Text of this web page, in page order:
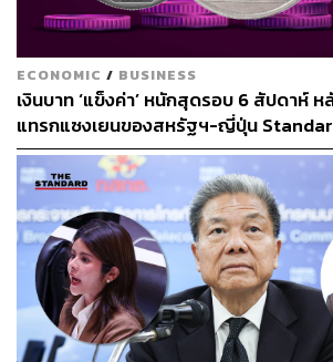
“นอกจากนี้ ในกฎหมายฉบับนี้ยังมีนิยามเ
ตราสารหนี้ต่างๆ แต่ถามว่ามีนิยามเกี่ยวกั
ตอบคือ ‘ไม่มี’ และพอไปดูนิยามของคำว่า ‘
พ.ร.ก.สินทรัพย์ดิจิทัล ก็พบว่าแปลว่า สัญ
สะท้อนว่า มีปัญหาคือ โทเคนจะกลายเป็น
ที่รัฐบาลควรจะต้องออก”
ดังนั้น G-Token จึงอาจผิดกฎหมายเนื่องจ
สาธารณะ ไม่ได้เปิดช่องตรงนี้ไว้ และวัน
เรื่องการใช้โทเคนนี้เป็นหลักประกันในกา
จึงมองว่า แนวทางดำเนินการนี้จึงยังไม่ชั
แนวทางที่จะให้ถูกกฎหมายคือ ควรแก้ พ.
สาธารณะ ให้ชัดเจนเสียก่อน
ECONOMIC / BUSINESS
เงินบาท ‘แข็งค่า’ หนักสุดรอบ 6 สัปดาห์
แทรกแซงเยนของสหรัฐฯ-ญี่ปุ่น
เปิดเป้าสิ้นปีนี้จ่อแข็งต่อแตะ 32.50 บาทต่